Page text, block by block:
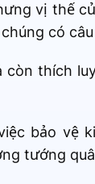
vị thế
có câu
thích
bảo vệ
tướng